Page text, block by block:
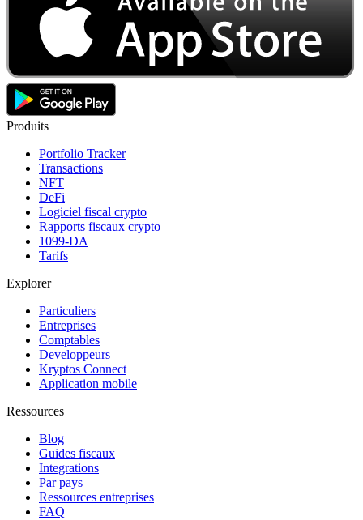
Produits
Portfolio Tracker
Transactions
NFT
DeFi
Logiciel fiscal crypto
Rapports fiscaux crypto
1099-DA
Tarifs
Explorer
Particuliers
Entreprises
Comptables
Developpeurs
Kryptos Connect
Application mobile
Ressources
Blog
Guides fiscaux
Integrations
Par pays
Ressources entreprises
FAQ